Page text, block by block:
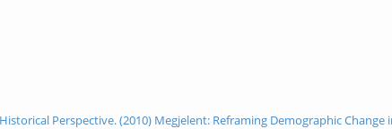
Perspective. (2010) Megjelent: Reframing Demographic Change